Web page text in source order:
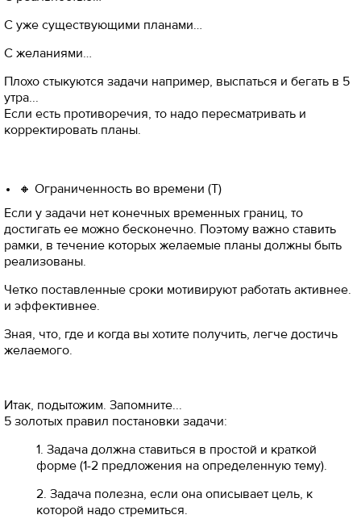
С уже существующими планами…
С желаниями…
Плохо стыкуются задачи например, выспаться и бегать в 5
утра...
Если есть противоречия, то надо пересматривать и
корректировать планы.
🔸 Ограниченность во времени (Т)
Если у задачи нет конечных временных границ, то
достигать ее можно бесконечно. Поэтому важно ставить
рамки, в течение которых желаемые планы должны быть
реализованы.
Четко поставленные сроки мотивируют работать активнее.
и эффективнее.
Зная, что, где и когда вы хотите получить, легче достичь
желаемого.
Итак, подытожим. Запомните...
5 золотых правил постановки задачи:
1. Задача должна ставиться в простой и краткой
форме (1-2 предложения на определенную тему).
2. Задача полезна, если она описывает цель, к
которой надо стремиться.